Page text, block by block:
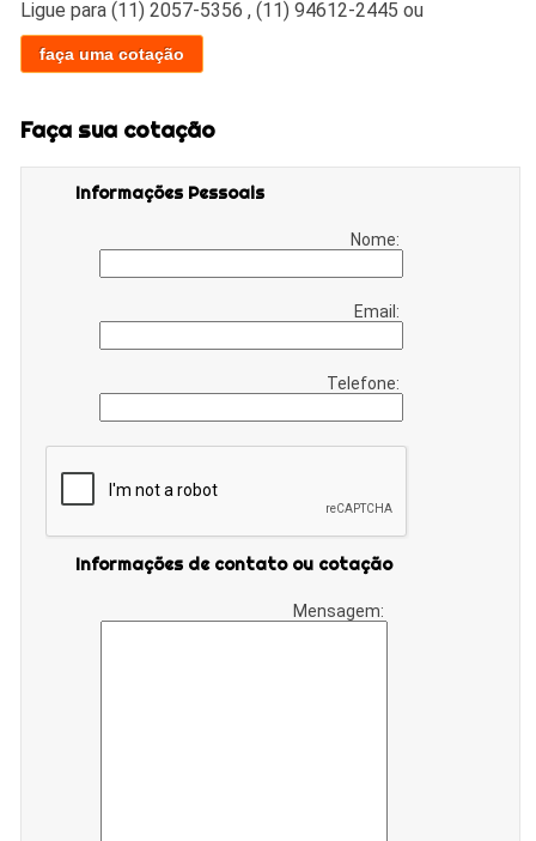
Ligue para(11) 2057-5356 ,(11) 94612-2445 ou
faça uma cotação
Faça sua cotação
Informações Pessoais
Nome:
Email:
Telefone:
Informações de contato ou cotação
Mensagem: